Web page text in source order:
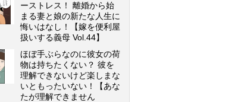
ーストレス！ 離婚から始
まる妻と娘の新たな人生に
悔いはなし！【嫁を便利屋
扱いする義母 Vol.44】
ほぼ手ぶらなのに彼女の荷
物は持ちたくない？ 彼を
理解できないけど楽しまな
いともったいない！【あな
たが理解できません